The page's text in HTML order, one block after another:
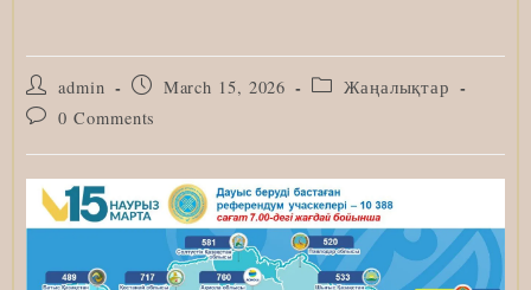
Post
author:
admin
Post
published:
March 15, 2026
Post Жаңалықтар
Post0 Comments